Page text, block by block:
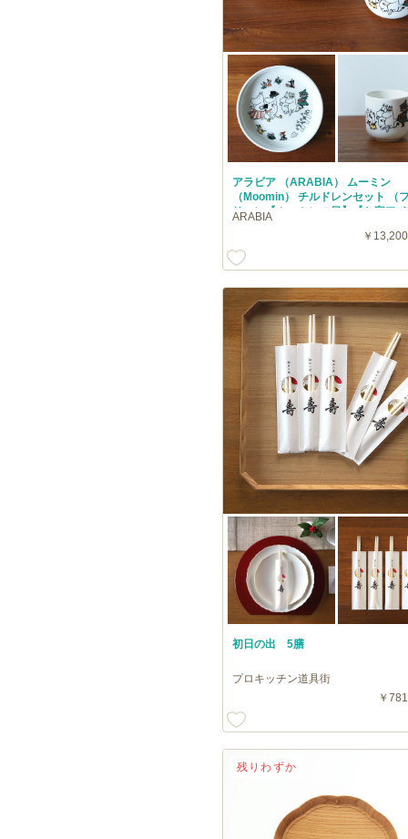
アラビア （ARABIA） ムーミン
（Moomin） チルドレンセット （
リー）【ムーミンの日】【お宝ア
ARABIA
￥
初日の出 5膳
プロキッチン道具街
￥
残りわずか